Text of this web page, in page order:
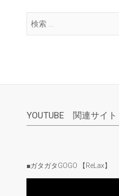
YOUTUBE 関連サイト
■ガタガタGOGO 【ReLax】